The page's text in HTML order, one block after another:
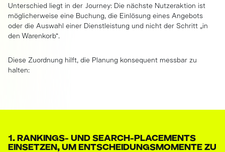
Unterschied liegt in der Journey: Die nächste Nutzeraktion ist
möglicherweise eine Buchung, die Einlösung eines Angebots
oder die Auswahl einer Dienstleistung und nicht der Schritt „in
den Warenkorb“.
Diese Zuordnung hilft, die Planung konsequent messbar zu
halten:
1. RANKINGS- UND SEARCH-PLACEMENTS
EINSETZEN, UM ENTSCHEIDUNGSMOMENTE ZU